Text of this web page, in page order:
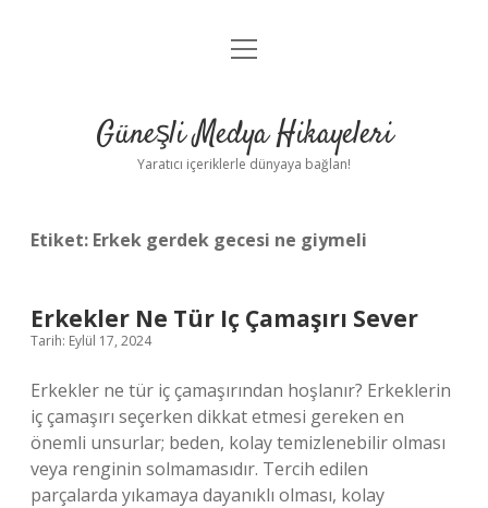
Anasayfa
Yasal Uyarı
menüyü
Güneşli Medya Hikayeleri
Yaratıcı içeriklerle dünyaya bağlan!
Etiket: Erkek gerdek gecesi ne giymeli
Erkekler Ne Tür Iç Çamaşırı Sever
Tarih: Eylül 17, 2024
Erkekler ne tür iç çamaşırından hoşlanır? Erkeklerin
iç çamaşırı seçerken dikkat etmesi gereken en
önemli unsurlar; beden, kolay temizlenebilir olması
veya renginin solmamasıdır. Tercih edilen
parçalarda yıkamaya dayanıklı olması, kolay